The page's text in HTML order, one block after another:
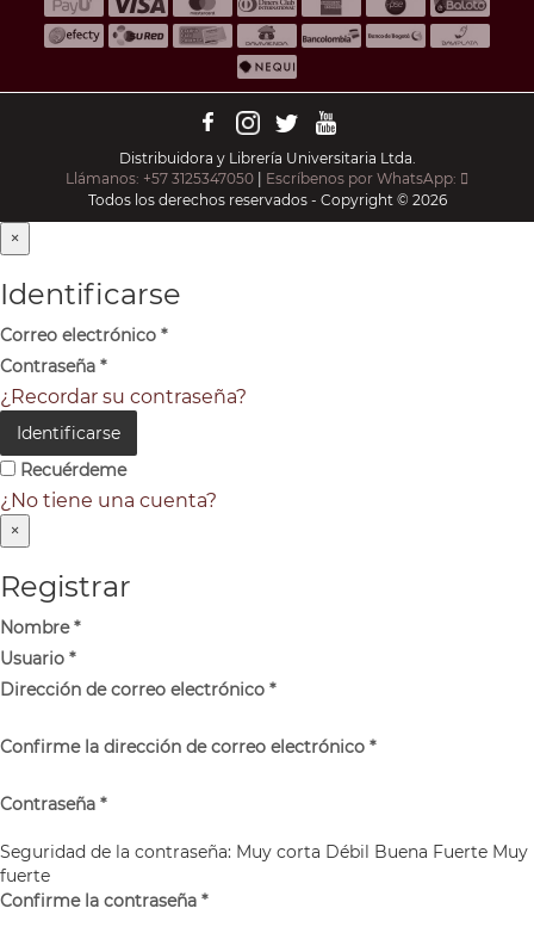
Distribuidora y Librería Universitaria Ltda.
Llámanos: +57 3125347050
Escríbenos por WhatsApp:
Todos los derechos reservados - Copyright © 2026
×
Identificarse
Correo electrónico *
Contraseña *
¿Recordar su contraseña?
Identificarse
Recuérdeme
¿No tiene una cuenta?
×
Registrar
Nombre*
Usuario *
Dirección de correo electrónico *
Confirme la dirección de correo electrónico *
Contraseña *
Seguridad de la contraseña: Muy corta Débil Buena Fuerte Muy
fuerte
Confirme la contraseña *